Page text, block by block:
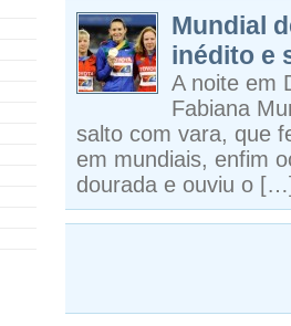
Mundial
inédito e
A noite em
Fabiana
salto com vara, que
em mundiais, enfim
dourada e ouviu o